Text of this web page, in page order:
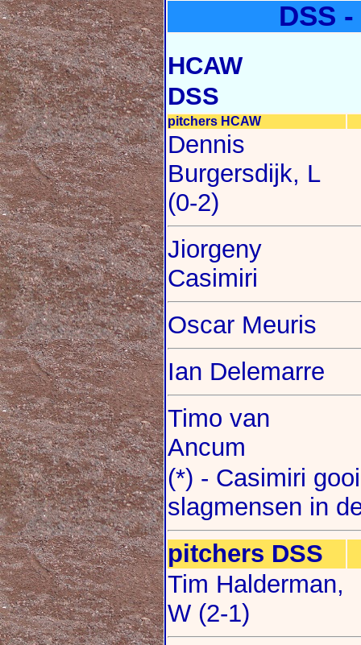
DSS
HCAW
DSS
pitchers HCAW
Dennis
Burgersdijk, L
(0-2)
Jiorgeny
Casimiri
Oscar Meuris
Ian Delemarre
Timo van
Ancum
(*) - Casimiri
slagmensen in
pitchers DSS
Tim Halderman,
W (2-1)